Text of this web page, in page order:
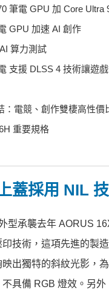
筆電 GPU 加 Core Ultra
GPU 加速 AI 創作
算力測試
支援 DLSS 4 技術讓遊
：電競、創作雙棲高性價
重要規格
蓋採用 NIL
型承襲去年 AORUS
技術，這項先進的製
出獨特的斜紋光影，
具備 RGB 燈效。另